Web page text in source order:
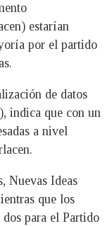
estarían
por el partido
de datos
indica que con un
a nivel
Nuevas Ideas
que los
dos para el Partido